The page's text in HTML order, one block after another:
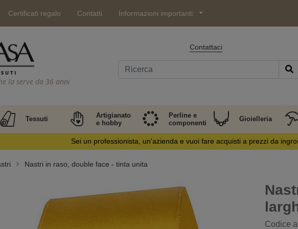
Certificati regalo Contatti Informazioni importanti:
la serve da 36 anni
Contattaci
Tessuti
Artigianato
e hobby
Perline e
componenti
Gioielleria
Sei un professionista, un'azienda e vuoi fare acquisti a prezzi da
Nastri in raso, double face - tinta unita
Codice